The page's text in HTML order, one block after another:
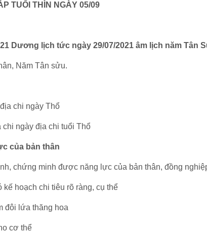
TUỔI THÌN NGÀY 05/09
Dương lịch tức ngày 29/07/2021 âm lịch năm Tân
Năm Tân sửu.
chi ngày Thổ
ngày địa chi tuổi Thổ
của bản thân
chứng minh được năng lực của bản thân, đồng
hoạch chi tiêu rõ ràng, cụ thể
đôi lứa thăng hoa
cơ thể